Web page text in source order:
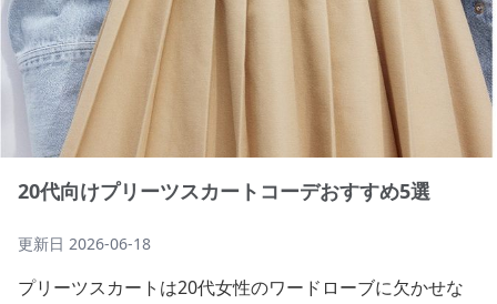
20代向けプリーツスカートコーデおすすめ5選
更新日 2026-06-18
プリーツスカートは20代女性のワードローブに欠かせな